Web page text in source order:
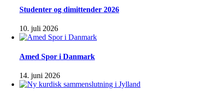
Studenter og dimittender 2026
10. juli 2026
Amed Spor i Danmark
14. juni 2026